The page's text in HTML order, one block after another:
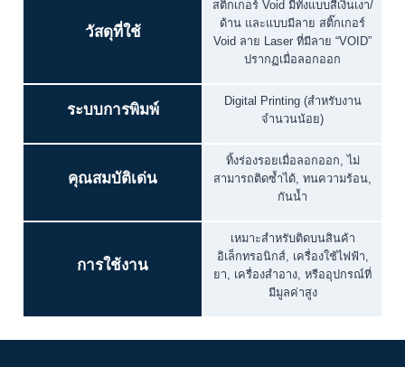
วัสดุที่ใช้
สติ๊กเกอร์ Void มีทั้งแบบสีเงินเงา/
ด้าน และแบบมีลาย สติ๊กเกอร์
Void ลาย Laser ที่มีลาย “VOID”
ปรากฏเมื่อลอกออก
ระบบการพิมพ์
Digital Printing (สำหรับงาน
จำนวนน้อย)
คุณสมบัติเด่น
ทิ้งร่องรอยเมื่อลอกออก, ไม่
สามารถติดซ้ำได้, ทนความร้อน,
กันน้ำ
การใช้งาน
เหมาะสำหรับติดบนสินค้า
อิเล็กทรอนิกส์, เครื่องใช้ไฟฟ้า,
ยา, เครื่องสำอาง, หรืออุปกรณ์ที่
มีมูลค่าสูง